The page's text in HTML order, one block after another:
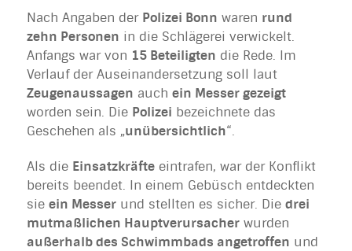
Nach Angaben der Polizei Bonn waren rund
zehn Personen in die Schlägerei verwickelt.
Anfangs war von 15 Beteiligten die Rede. Im
Verlauf der Auseinandersetzung soll laut
Zeugenaussagen auch ein Messer gezeigt
worden sein. Die Polizei bezeichnete das
Geschehen als „unübersichtlich“.
Als die Einsatzkräfte eintrafen, war der Konflikt
bereits beendet. In einem Gebüsch entdeckten
sie ein Messer und stellten es sicher. Die drei
mutmaßlichen Hauptverursacher wurden
außerhalb des Schwimmbads angetroffen und